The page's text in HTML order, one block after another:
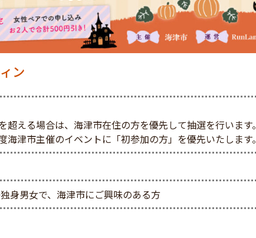
ン
える場合は、海津市在住の方を優先して抽選を行います。
津市主催のイベントに「初参加の方」を優先いたします。
身男女で、海津市にご興味のある方